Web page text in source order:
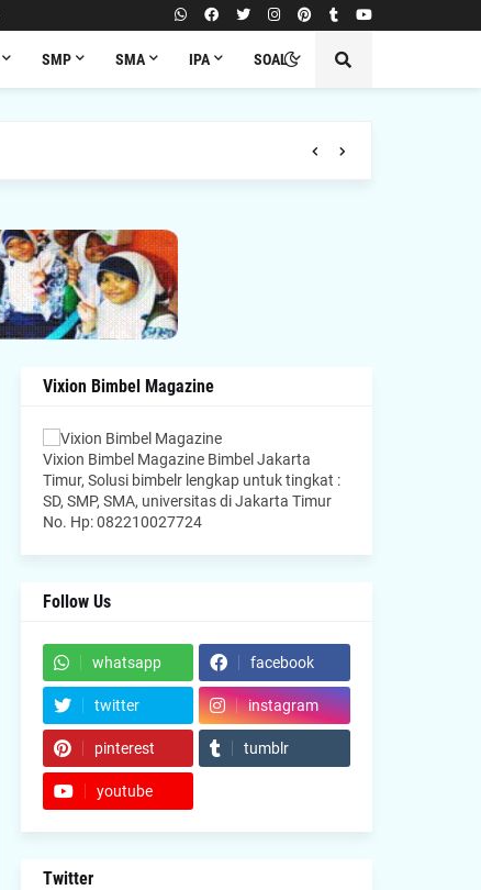
SMP SMA IPA SOAL
Vixion Bimbel Magazine
Vixion Bimbel Magazine Bimbel Jakarta
Timur, Solusi bimbelr lengkap untuk tingkat :
SD, SMP, SMA, universitas di Jakarta Timur
No. Hp: 082210027724
Follow Us
whatsapp facebook
twitter instagram
pinterest tumblr
youtube
Twitter